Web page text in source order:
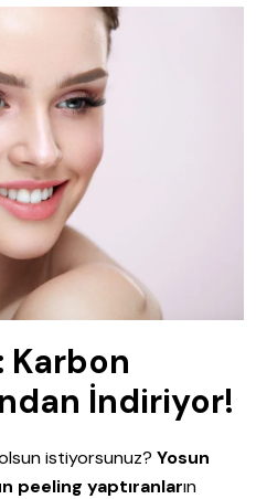
Karbon
İndiriyor!
olsun istiyorsunuz?Yosun
peeling yaptıranların